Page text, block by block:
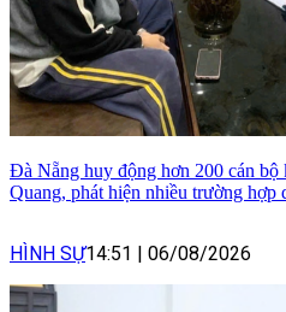
Đà Nẵng huy động hơn 200 cán bộ
Quang, phát hiện nhiều trường hợp
HÌNH SỰ14:51 06/08/2026